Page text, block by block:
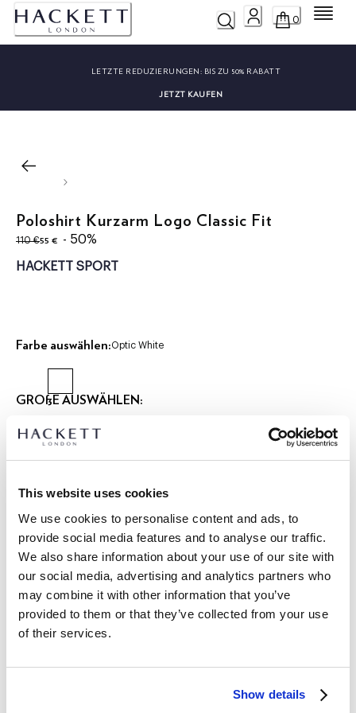
This website uses cookies
We use cookies to personalise content and ads, to
provide social media features and to analyse our traffic.
We also share information about your use of our site with
our social media, advertising and analytics partners who
may combine it with other information that you’ve
provided to them or that they’ve collected from your use
of their services.
Show details
0 Menü
LETZTE REDUZIERUNGEN: BIS ZU 50% RABATT
JETZT KAUFEN
Poloshirt Kurzarm Logo Classic Fit
110 €
ursprünglicher Preis 110 €
55 €
aktueller Preis 55 €
- 50%
HACKETT SPORT
Farbe auswählen:Optic White
GRÖßE AUSWÄHLEN:
XS S
Größe des Models:1.85 m
ARTIKEL DETAILS
HM5600113
-Hackett Sport
-Bequemes Stretch-Baumwollmischgewebe
LIEFERUNG UND RÜCKGABE
Kostenlose Lieferung und Rückgabe
FREE Click & Collect 4-5 Werktage
JETZT ABONNIERENund genießen Sie 10 % Rabatt auf Ihren